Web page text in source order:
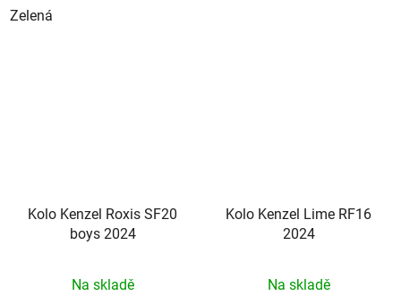
Zelená
Kolo Kenzel Roxis SF20
boys 2024
Na skladě
Kolo Kenzel Lime RF16
2024
Na skladě